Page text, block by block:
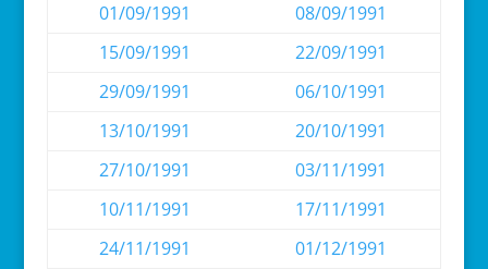
01/09/1991
08/09/1991
15/09/1991
22/09/1991
29/09/1991
06/10/1991
13/10/1991
20/10/1991
27/10/1991
03/11/1991
10/11/1991
17/11/1991
24/11/1991
01/12/1991